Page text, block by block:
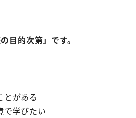
目的次第」です。
とがある
で学びたい